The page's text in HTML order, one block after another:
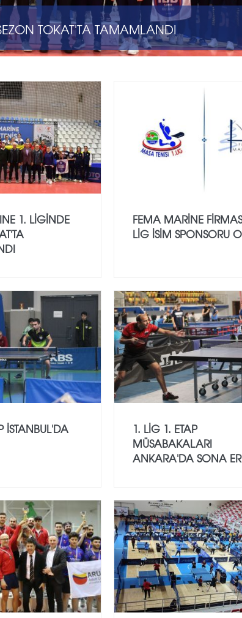
TOKAT'TA TAMAMLANDI
1. LIGINDE
FEMA MARINE
LIG ISIM SPONSORU
İSTANBUL'DA
1. LİG 1. ETAP
MÜSABAKALARI
ANKARA'DA SONA